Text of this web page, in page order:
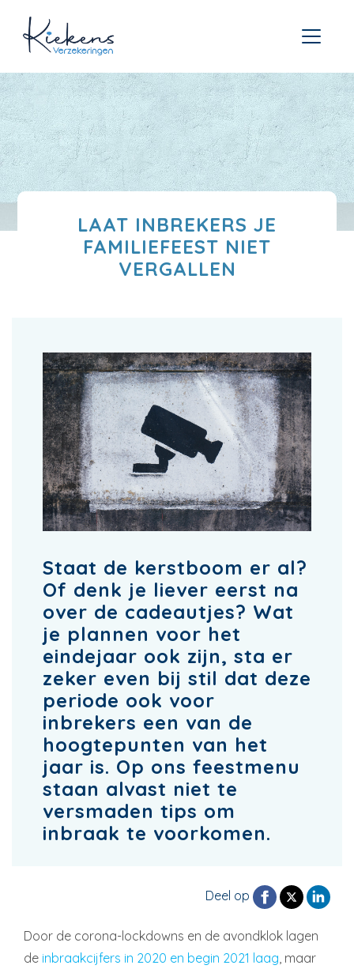
LAAT INBREKERS JE
FAMILIEFEEST NIET
VERGALLEN
Staat de kerstboom er al?
Of denk je liever eerst na
over de cadeautjes? Wat
je plannen voor het
eindejaar ook zijn, sta er
zeker even bij stil dat deze
periode ook voor
inbrekers een van de
hoogtepunten van het
jaar is. Op ons feestmenu
staan alvast niet te
versmaden tips om
inbraak te voorkomen.
Deel op
Door de corona-lockdowns en de avondklok lagen
de inbraakcijfers in 2020 en begin 2021 laag , maar